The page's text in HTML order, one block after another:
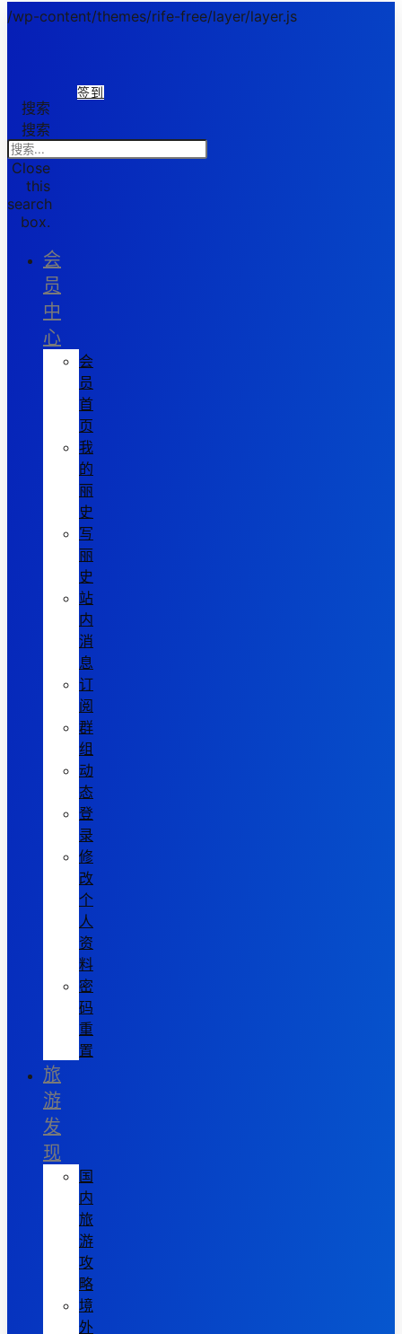
/wp-content/themes/rife-free/layer/layer.js
签到
搜索
搜索
Close
this
search
box.
会
员
中
心
会
员
首
页
我
的
丽
史
写
丽
史
站
内
消
息
订
阅
群
组
动
态
登
录
修
改
个
人
资
料
密
码
重
置
旅
游
发
现
国
内
旅
游
攻
略
境
外